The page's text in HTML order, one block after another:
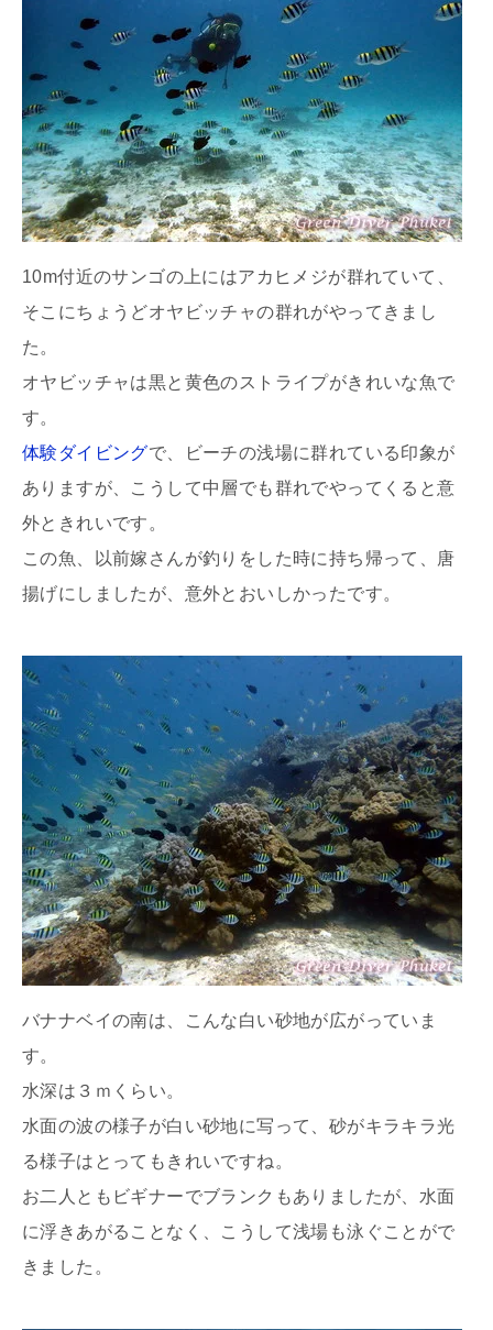
10m付近のサンゴの上にはアカヒメジが群れていて、
そこにちょうどオヤビッチャの群れがやってきまし
た。
オヤビッチャは黒と黄色のストライプがきれいな魚で
す。
体験ダイビングで、ビーチの浅場に群れている印象が
ありますが、こうして中層でも群れでやってくると意
外ときれいです。
この魚、以前嫁さんが釣りをした時に持ち帰って、唐
揚げにしましたが、意外とおいしかったです。
バナナベイの南は、こんな白い砂地が広がっていま
す。
水深は３ｍくらい。
水面の波の様子が白い砂地に写って、砂がキラキラ光
る様子はとってもきれいですね。
お二人ともビギナーでブランクもありましたが、水面
に浮きあがることなく、こうして浅場も泳ぐことがで
きました。